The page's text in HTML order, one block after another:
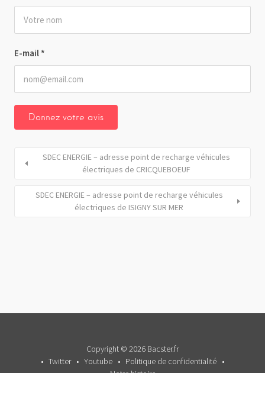
E-mail *
SDEC ENERGIE – adresse point de recharge véhicules
électriques de CRICQUEBOEUF
SDEC ENERGIE – adresse point de recharge véhicules
électriques de ISIGNY SUR MER
Copyright © 2026 Bacster.fr
Twitter
Youtube
Politique de confidentialité
Notre histoire